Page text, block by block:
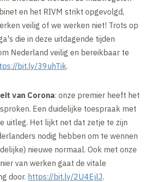
en het RIVM strikt opgevolgd,
veilig of we werken niet! Trots op
die in deze uitdagende tijden
Nederland veilig en bereikbaar te
bit.ly/39uhTik.
van Corona: onze premier heeft het
Een duidelijke toespraak met
uitleg. Het lijkt net dat zetje te zijn
nodig hebben om te wennen
nieuwe normaal. Ook met onze
van werken gaat de vitale
door. https://bit.ly/2U4EjlJ.